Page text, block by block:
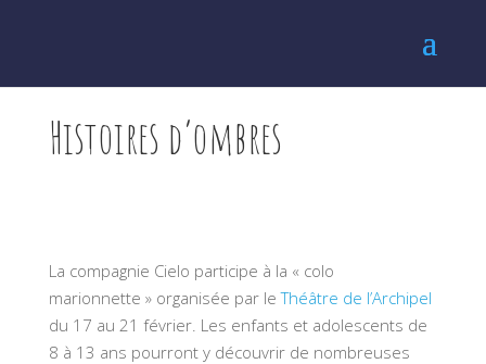
Histoires d’ombres
La compagnie Cielo participe à la « colo
marionnette » organisée par leThéâtre de l’Archipel
du 17 au 21 février. Les enfants et adolescents de
8 à 13 ans pourront y découvrir de nombreuses